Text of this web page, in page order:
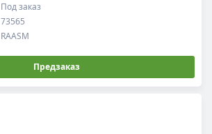
73565
Под заказ
RAASM
Предзаказ